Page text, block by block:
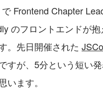
Frontend Chapter
のフロントエンドが
。先日開催された
すが、5分という短い
います。